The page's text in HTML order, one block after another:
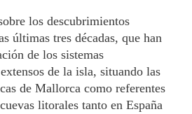
los descubrimientos
últimas tres décadas, que han
de los sistemas
de la isla, situando las
de Mallorca como referentes
litorales tanto en España